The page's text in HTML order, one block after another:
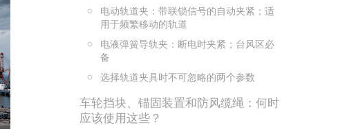
电动轨道夹：带联锁信号的自动夹紧；适
用于频繁移动的轨道
电液弹簧导轨夹：断电时夹紧；台风区必
备
选择轨道夹具时不可忽略的两个参数
车轮挡块、锚固装置和防风缆绳：何时
应该使用这些？